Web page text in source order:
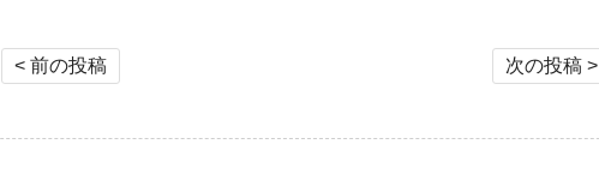
投稿ナビゲーション
< 前の投稿 次の投稿 >